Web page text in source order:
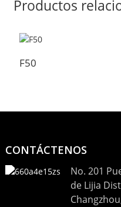
Productos
F50
CONTÁCTENOS
No. 201
de Lijia